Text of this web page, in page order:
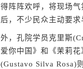
阵阵欢呼，将现场
，不少民众主动要求
孔院学员克里斯
你中国》和《茉莉
Silva Rosa)